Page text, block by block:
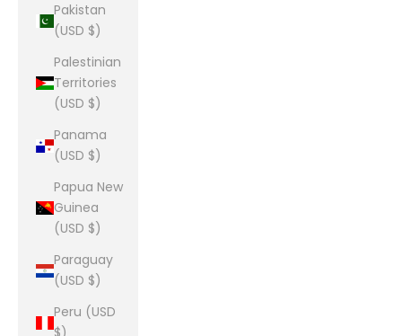
Pakistan
(USD $)
Palestinian
Territories
(USD $)
Panama
(USD $)
Papua New
Guinea
(USD $)
Paraguay
(USD $)
Peru (USD